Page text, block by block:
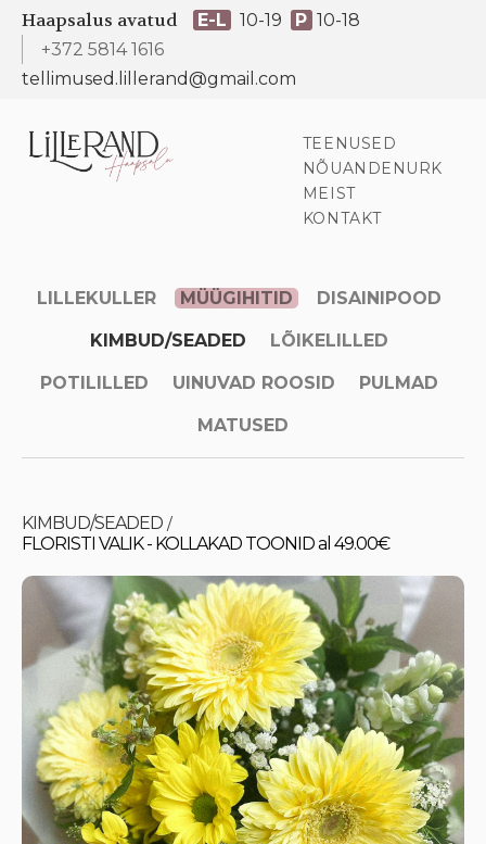
Haapsalus avatud E-L 10-19 P 10-18
+372 5814 1616
tellimused.lillerand@gmail.com
TEENUSED
NÕUANDENURK
MEIST
KONTAKT
LILLEKULLER MÜÜGIHITID DISAINIPOOD
KIMBUD/SEADED LÕIKELILLED
POTILILLED UINUVAD ROOSID PULMAD
MATUSED
KIMBUD/SEADED /
FLORISTI VALIK - KOLLAKAD TOONID al 49.00€